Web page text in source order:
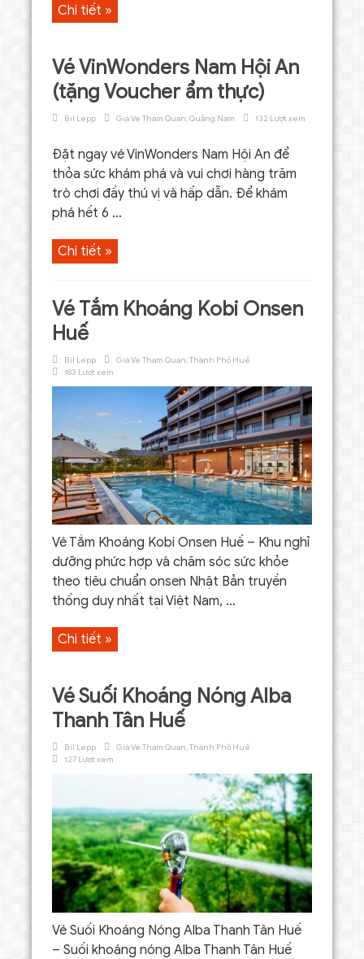
Chi tiết »
Vé VinWonders Nam Hội An
(tặng Voucher ẩm thực)
Bil Lepp Giá Vé Tham Quan,Quảng Nam 132 Lượt xem
Đặt ngay vé VinWonders Nam Hội An để
thỏa sức khám phá và vui chơi hàng trăm
trò chơi đầy thú vị và hấp dẫn. Để khám
phá hết 6 ...
Chi tiết »
Vé Tắm Khoáng Kobi Onsen
Huế
Bil Lepp Giá Vé Tham Quan,Thành Phố Huế
183 Lượt xem
Vé Tắm Khoáng Kobi Onsen Huế – Khu nghỉ
dưỡng phức hợp và chăm sóc sức khỏe
theo tiêu chuẩn onsen Nhật Bản truyền
thống duy nhất tại Việt Nam, ...
Chi tiết »
Vé Suối Khoáng Nóng Alba
Thanh Tân Huế
Bil Lepp Giá Vé Tham Quan,Thành Phố Huế
127 Lượt xem
Vé Suối Khoáng Nóng Alba Thanh Tân Huế
– Suối khoáng nóng Alba Thanh Tân Huế